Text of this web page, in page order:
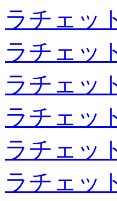
ラチェッ
ラチェッ
ラチェッ
ラチェッ
ラチェッ
ラチェッ